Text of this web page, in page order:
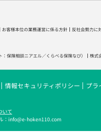
お客様本位の業務運営に係る方針 反社会勢力に
： 保険相談ニアエル／くらべる保険なび） 株式
情報セキュリティポリシー
プラ
いて
：info@e-hoken110.com